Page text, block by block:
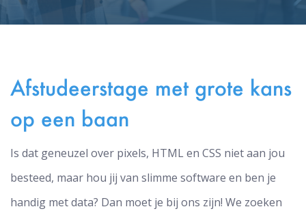
Afstudeerstage met grote kans
op een baan
Is dat geneuzel over pixels, HTML en CSS niet aan jou
besteed, maar hou jij van slimme software en ben je
handig met data? Dan moet je bij ons zijn! We zoeken